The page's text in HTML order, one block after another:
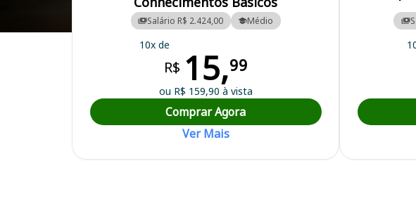
Curso Preparatório para o Concurso Ituiutaba/MG - Prefeitura Municipal
Salário R$ 2.424,00 Médio
10x de
R$ 15,99
ou R$ 159,90 à vista
Comprar Agora
Ver Mais